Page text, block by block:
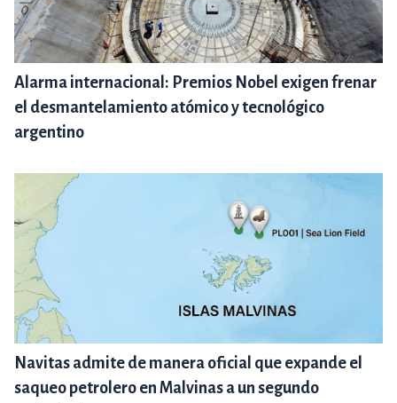
Alarma internacional: Premios Nobel exigen frenar
el desmantelamiento atómico y tecnológico
argentino
Navitas admite de manera oficial que expande el
saqueo petrolero en Malvinas a un segundo